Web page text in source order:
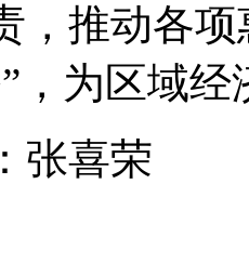
，推动各
，为区域
喜荣